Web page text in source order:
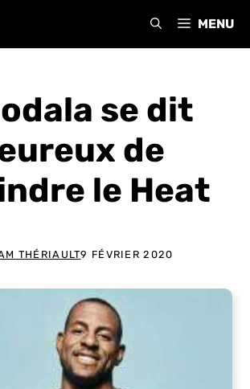
MENU
se dit
de
le Heat
THÉRIAULT9 FÉVRIER 2020